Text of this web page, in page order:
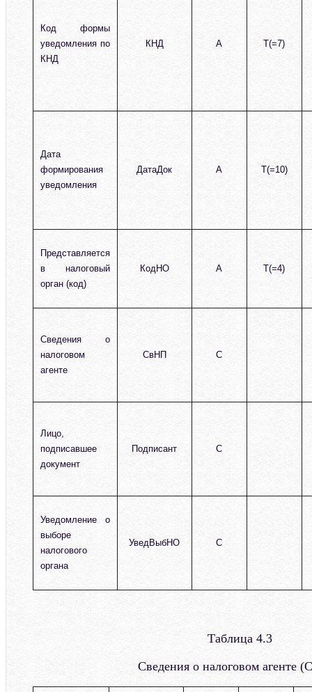
Код формы
уведомления по
КНД
КНД А T(=7)
Дата
формирования
уведомления
ДатаДок А T(=10)
Представляется
в налоговый
орган (код)
КодНО А T(=4)
Сведения о
налоговом
агенте
СвНП С
Лицо,
подписавшее
документ
Подписант С
Уведомление о
выборе
налогового
органа
УведВыбНО С
Таблица 4.3
Сведения о налоговом агенте